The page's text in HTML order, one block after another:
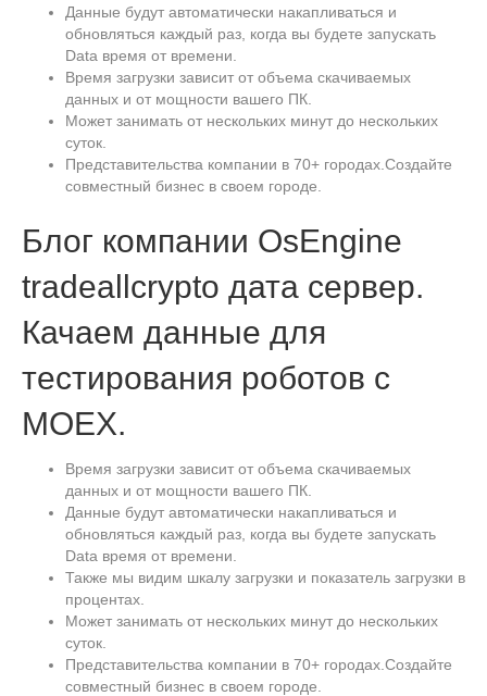
Данные будут автоматически накапливаться и
обновляться каждый раз, когда вы будете запускать
Data время от времени.
Время загрузки зависит от объема скачиваемых
данных и от мощности вашего ПК.
Может занимать от нескольких минут до нескольких
суток.
Представительства компании в 70+ городах.Создайте
совместный бизнес в своем городе.
Блог компании OsEngine
tradeallcrypto дата сервер.
Качаем данные для
тестирования роботов с
MOEX.
Время загрузки зависит от объема скачиваемых
данных и от мощности вашего ПК.
Данные будут автоматически накапливаться и
обновляться каждый раз, когда вы будете запускать
Data время от времени.
Также мы видим шкалу загрузки и показатель загрузки в
процентах.
Может занимать от нескольких минут до нескольких
суток.
Представительства компании в 70+ городах.Создайте
совместный бизнес в своем городе.